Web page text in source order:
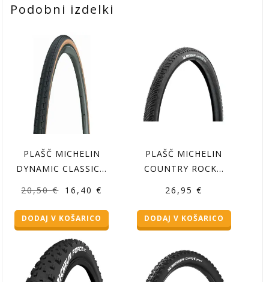
Podobni izdelki
PLAŠČ MICHELIN
DYNAMIC CLASSIC…
20,50€
Izvirna
je
bila:
20,50 €.
16,40€
DODAJ V KOŠARICO
PLAŠČ MICHELIN
COUNTRY ROCK…
26,95€
DODAJ V KOŠARICO